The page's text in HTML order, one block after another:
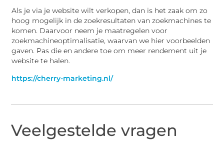
Als je via je website wilt verkopen, dan is het zaak om zo
hoog mogelijk in de zoekresultaten van zoekmachines te
komen. Daarvoor neem je maatregelen voor
zoekmachineoptimalisatie, waarvan we hier voorbeelden
gaven. Pas die en andere toe om meer rendement uit je
website te halen.
https://cherry-marketing.nl/
Veelgestelde vragen